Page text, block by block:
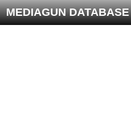
MEDIAGUN DATABASE